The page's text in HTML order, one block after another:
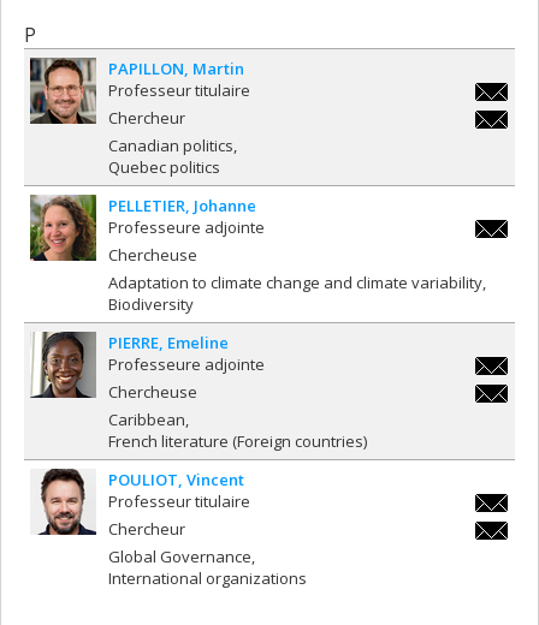
P
PAPILLON Martin
Professeur titulaire
Chercheur
Canadian politics
Quebec politics
PELLETIER Johanne
Professeure adjointe
Chercheuse
Adaptation to climate change and climate variability
Biodiversity
PIERRE Emeline
Professeure adjointe
Chercheuse
Caribbean
French literature (Foreign countries)
POULIOT Vincent
Professeur titulaire
Chercheur
Global Governance
International organizations